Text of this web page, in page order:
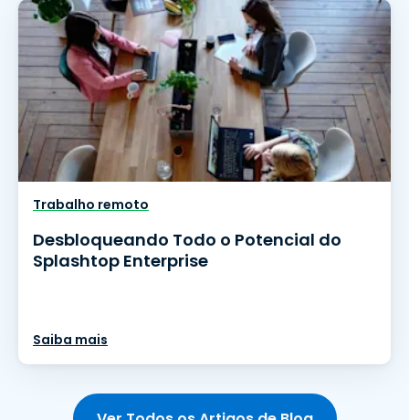
Trabalho remoto
Desbloqueando Todo o Potencial do
Splashtop Enterprise
Saiba mais